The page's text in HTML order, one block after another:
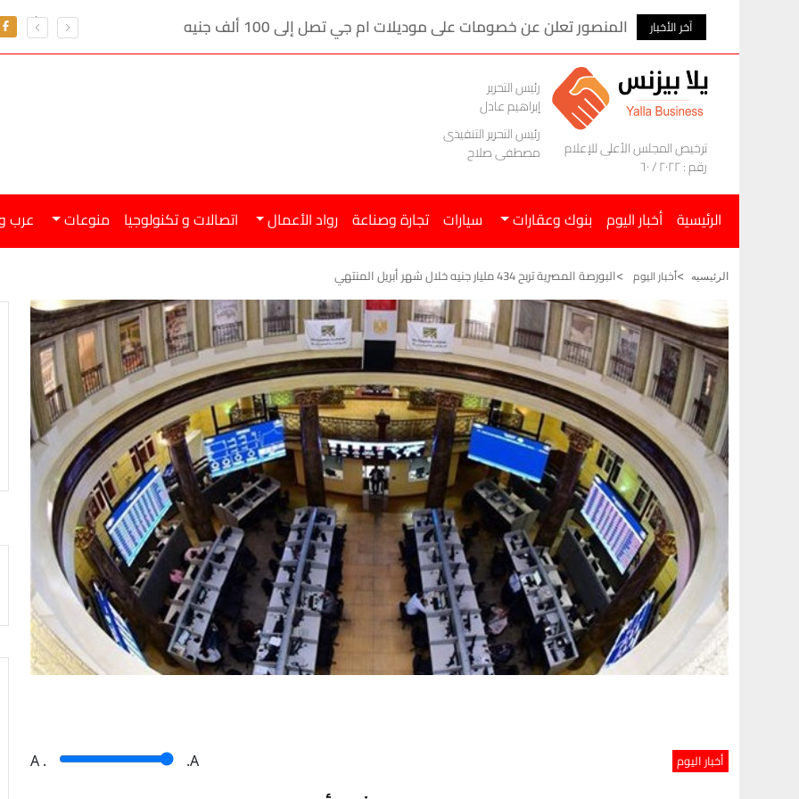
آخر الأخبار المنصور تعلن عن خصومات على موديلات ام جي تصل إلى 100 ألف جنيه
ترخيص المجلس الأعلى للإعلام
رقم : ٢٠٢٢ / ٦٠
رئيس التحرير
إبراهيم عادل
رئيس التحرير التنفيذى
مصطفى صلاح
الرئيسية أخبار اليوم بنوك وعقارات سيارات تجارة وصناعة رواد الأعمال اتصالات و تكنولوجيا منوعات عرب
الرئيسيه أخبار اليوم البورصة المصرية تربح 434 مليار جنيه خلال شهر أبريل المنتهي
أخبار اليوم A . .A